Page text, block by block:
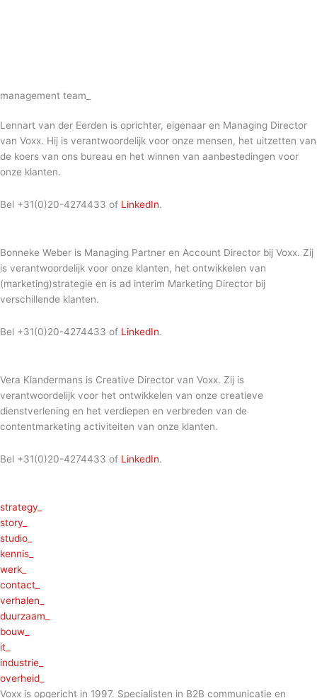
management team_
Lennart van der Eerden is oprichter, eigenaar en Managing Director
van Voxx. Hij is verantwoordelijk voor onze mensen, het uitzetten van
de koers van ons bureau en het winnen van aanbestedingen voor
onze klanten.
Bel +31(0)20-4274433 of LinkedIn.
Bonneke Weber is Managing Partner en Account Director bij Voxx. Zij
is verantwoordelijk voor onze klanten, het ontwikkelen van
(marketing)strategie en is ad interim Marketing Director bij
verschillende klanten.
Bel +31(0)20-4274433 of LinkedIn.
Vera Klandermans is Creative Director van Voxx. Zij is
verantwoordelijk voor het ontwikkelen van onze creatieve
dienstverlening en het verdiepen en verbreden van de
contentmarketing activiteiten van onze klanten.
Bel +31(0)20-4274433 of LinkedIn.
strategy_
story_
studio_
kennis_
werk_
contact_
verhalen_
duurzaam_
bouw_
it_
industrie_
overheid_
Voxx is opgericht in 1997. Specialisten in B2B communicatie en